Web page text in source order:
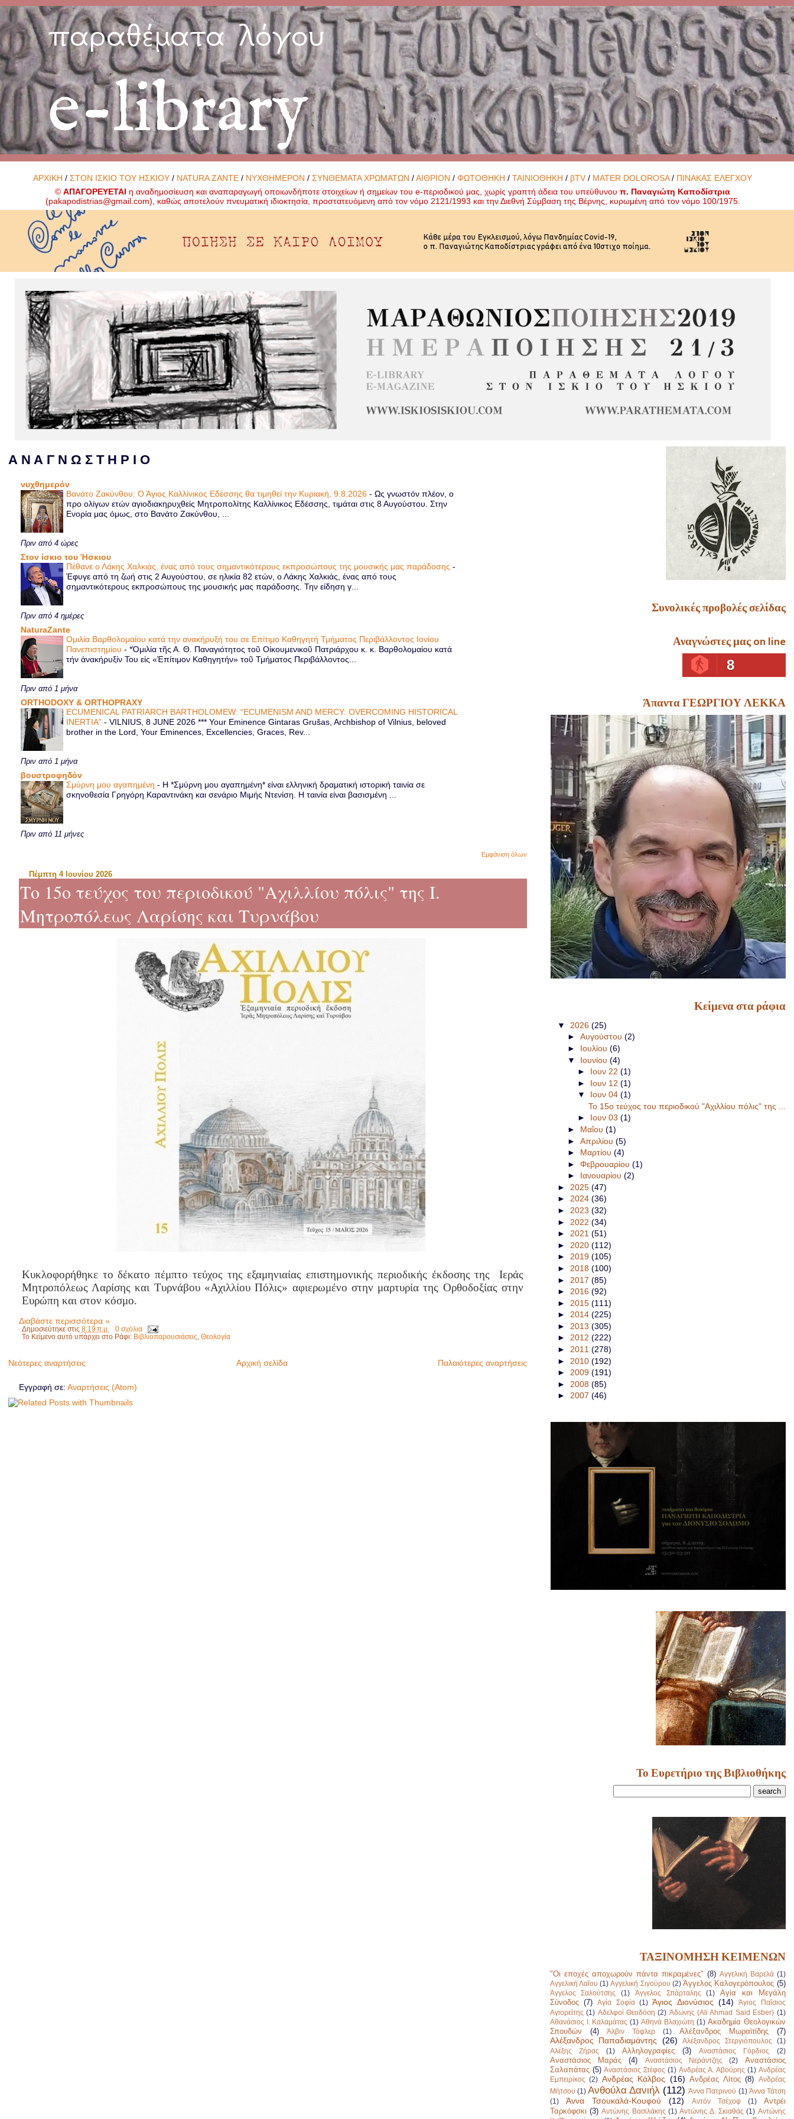
παραθέματα λόγου
e-library
ΑΡΧΙΚΗ /ΣΤΟΝ ΙΣΚΙΟ ΤΟΥ ΗΣΚΙΟΥ / NATURA ZANTE / ΝΥΧΘΗΜΕΡΟΝ /ΣΥΝΘΕΜΑΤΑ ΧΡΩΜΑΤΩΝ /ΑΙΘΡΙΟΝ /ΦΩΤΟΘΗΚΗ /ΤΑΙΝΙΟΘΗΚΗ / βTV / MATER DOLOROSA/ ΠΙΝΑΚΑΣ ΕΛΕΓΧΟΥ
©ΑΠΑΓΟΡΕΥΕΤΑΙ η αναδημοσίευση και αναπαραγωγή οποιωνδήποτε στοιχείων ή σημείων του e-περιοδικού μας, χωρίς γραπτή άδεια του υπεύθυνουπ. Παναγιώτη Καποδίστρια
(pakapodistrias@gmail.com), καθώς αποτελούν πνευματική ιδιοκτησία, προστατευόμενη από τον νόμο 2121/1993 και την Διεθνή Σύμβαση της Βέρνης, κυρωμένη από τον νόμο 100/1975.
Α Ν Α Γ Ν Ω Σ Τ Η Ρ Ι Ο
νυχθημερόν
Βανάτο Ζακύνθου: Ο Άγιος Καλλίνικος Εδέσσης θα τιμηθεί την Κυριακή, 9.8.2026-Ως γνωστόν πλέον, ο
προ ολίγων ετών αγιοδιακηρυχθείς Μητροπολίτης Καλλίνικος Εδέσσης, τιμάται στις 8 Αυγούστου. Στην
Ενορία μας όμως, στο Βανάτο Ζακύνθου, ...
Πριν από 4 ώρες
Στον ίσκιο του Ήσκιου
Πέθανε ο Λάκης Χαλκιάς, ένας από τους σημαντικότερους εκπροσώπους της μουσικής μας παράδοσης-
Έφυγε από τη ζωή στις 2 Αυγούστου, σε ηλικία 82 ετών, ο Λάκης Χαλκιάς, ένας από τους
σημαντικότερους εκπροσώπους της μουσικής μας παράδοσης. Την είδηση γ...
Πριν από 4 ημέρες
NaturaZante
Ομιλία Βαρθολομαίου κατά την ανακήρυξή του σε Επίτιμο Καθηγητή Τμήματος Περιβάλλοντος Ιονίου
Πανεπιστημίου-*Ὁμιλία τῆς Α. Θ. Παναγιότητος τοῦ Οἰκουμενικοῦ Πατριάρχου κ. κ. Βαρθολομαίου κατά
τήν ἀνακήρυξίν Του εἰς «Ἐπίτιμον Καθηγητήν» τοῦ Τμήματος Περιβάλλοντος...
Πριν από 1 μήνα
ORTHODOXY & ORTHOPRAXY
ECUMENICAL PATRIARCH BARTHOLOMEW: “ECUMENISM AND MERCY: OVERCOMING HISTORICAL
INERTIA”-VILNIUS, 8 JUNE 2026 *** Your Eminence Gintaras Grušas, Archbishop of Vilnius, beloved
brother in the Lord, Your Eminences, Excellencies, Graces, Rev...
Πριν από 1 μήνα
βουστροφηδόν
Σμύρνη μου αγαπημένη- Η *Σμύρνη μου αγαπημένη* είναι ελληνική δραματική ιστορική ταινία σε
σκηνοθεσία Γρηγόρη Καραντινάκη και σενάριο Μιμής Ντενίση. Η ταινία είναι βασισμένη ...
Πριν από 11 μήνες
Εμφάνιση όλων
Πέμπτη 4 Ιουνίου 2026
Το 15ο τεύχος του περιοδικού "Αχιλλίου πόλις" της Ι.
Μητροπόλεως Λαρίσης και Τυρνάβου
Κυκλοφορήθηκε το δέκατο πέμπτο τεύχος της εξαμηνιαίας επιστημονικής περιοδικής έκδοσης της Ιεράς
Μητροπόλεως Λαρίσης και Τυρνάβου «Αχιλλίου Πόλις» αφιερωμένο στην μαρτυρία της Ορθοδοξίας στην
Ευρώπη και στον κόσμο.
Διαβάστε περισσότερα »
Δημοσιεύτηκε στις 8:19 π.μ.
0 σχόλια
Το Κείμενο αυτό υπάρχει στο Ράφι: Βιβλιοπαρουσιάσεις Θεολογία
Νεότερες αναρτήσεις Παλαιότερες αναρτήσεις
Αρχική σελίδα
Εγγραφή σε: Αναρτήσεις (Atom)
Συνολικές προβολές σελίδας
Αναγνώστες μας on line
8
Άπαντα ΓΕΩΡΓΙΟΥ ΛΕΚΚΑ
Κείμενα στα ράφια
▼ 2026 (25)
► Αυγούστου (2)
► Ιουλίου (6)
▼ Ιουνίου (4)
► Ιουν 22(1)
► Ιουν 12(1)
▼ Ιουν 04(1)
Το 15ο τεύχος του περιοδικού "Αχιλλίου πόλις" της ...
► Ιουν 03(1)
► Μαΐου (1)
► Απριλίου (5)
► Μαρτίου (4)
► Φεβρουαρίου (1)
► Ιανουαρίου (2)
► 2025 (47)
► 2024 (36)
► 2023 (32)
► 2022 (34)
► 2021 (51)
► 2020 (112)
► 2019 (105)
► 2018 (100)
► 2017 (85)
► 2016 (92)
► 2015 (111)
► 2014 (225)
► 2013 (305)
► 2012 (222)
► 2011 (278)
► 2010 (192)
► 2009 (191)
► 2008 (85)
► 2007 (46)
Το Ευρετήριο της Βιβλιοθήκης
ΤΑΞΙΝΟΜΗΣΗ ΚΕΙΜΕΝΩΝ
"Οι εποχές αποχωρούν πάντα πικραμένες" (8) Αγγελική Βαρελά (1)
Αγγελική Λαΐου (1) Αγγελική Σιγούρου (2) Άγγελος Καλογερόπουλος (5)
Άγγελος Σαλούτσης (1) Άγγελος Σπάρταλης (1)
Αγία και Μεγάλη
Σύνοδος (7) Αγία Σοφία (1) Άγιος Διονύσιος (14)
Άγιος Παΐσιος
Αγιορείτης (1) Αδελφοί Θεοδόση (2) Άδωνης (Ali Ahmad Said Esber) (1)
Αθανάσιος Ι. Καλαμάτας (1) Αθηνά Βλαχιώτη (1) Ακαδημία Θεολογικών
Σπουδών
(4) Άλβιν Τόφλερ (1) Αλέξανδρος Μωραϊτίδης (7)
Αλέξανδρος Παπαδιαμάντης (26) Αλέξανδρος Στεργιόπουλος
(1)
Αλέξης Ζήρας
(1) Αλληλογραφίες (3) Αναστάσιος Γόρδιος (2)
Αναστάσιος Μαράς (4) Αναστάσιος Νεράντζης (2)
Αναστάσιος
Σαλαπάτας (5) Αναστάσιος Στέφος (1) Ανδρέας Α. Αβούρης (1) Ανδρέας
Εμπειρίκος
(2) Ανδρέας Κάλβος (16) Ανδρέας Λίτος (8)
Ανδρέας
Μήτσου (1) Ανθούλα Δανιήλ (112) Άννα Πατρινού (1) Άννα Τάτση
(1)
Άννα Τσουκαλά-Κουφού (12) Αντόν Τσέχοφ (1)
Αντρέι
Ταρκόφσκι (3) Αντώνης Βασιλάκης (1) Αντώνης Δ. Σκιαθάς (1) Αντώνης